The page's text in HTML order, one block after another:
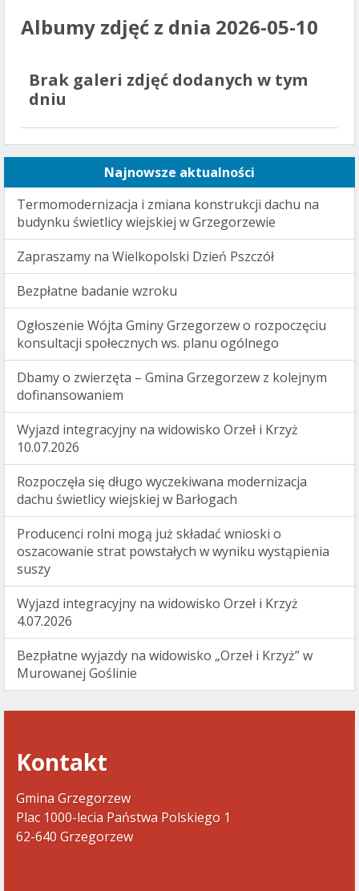
Albumy zdjęć z dnia 2026-05-10
Brak galeri zdjęć dodanych w tym
dniu
Najnowsze aktualności
Termomodernizacja i zmiana konstrukcji dachu na
budynku świetlicy wiejskiej w Grzegorzewie
Zapraszamy na Wielkopolski Dzień Pszczół
Bezpłatne badanie wzroku
Ogłoszenie Wójta Gminy Grzegorzew o rozpoczęciu
konsultacji społecznych ws. planu ogólnego
Dbamy o zwierzęta – Gmina Grzegorzew z kolejnym
dofinansowaniem
Wyjazd integracyjny na widowisko Orzeł i Krzyż
10.07.2026
Rozpoczęła się długo wyczekiwana modernizacja
dachu świetlicy wiejskiej w Barłogach
Producenci rolni mogą już składać wnioski o
oszacowanie strat powstałych w wyniku wystąpienia
suszy
Wyjazd integracyjny na widowisko Orzeł i Krzyż
4.07.2026
Bezpłatne wyjazdy na widowisko „Orzeł i Krzyż” w
Murowanej Goślinie
Kontakt
Gmina Grzegorzew
Plac 1000-lecia Państwa Polskiego 1
62-640 Grzegorzew